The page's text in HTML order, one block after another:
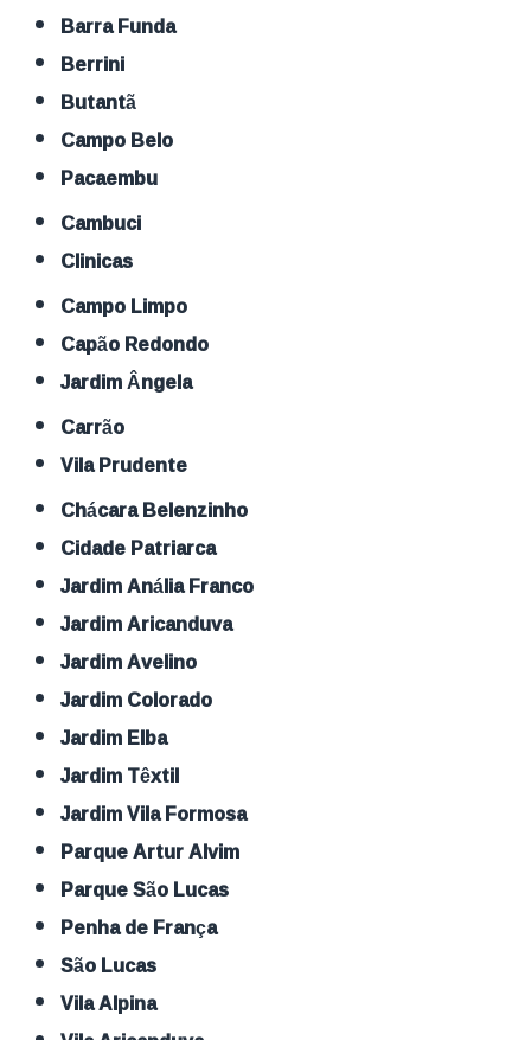
Barra Funda
Berrini
Butantã
Campo Belo
Pacaembu
Cambuci
Clinicas
Campo Limpo
Capão Redondo
Jardim Ângela
Carrão
Vila Prudente
Chácara Belenzinho
Cidade Patriarca
Jardim Anália Franco
Jardim Aricanduva
Jardim Avelino
Jardim Colorado
Jardim Elba
Jardim Têxtil
Jardim Vila Formosa
Parque Artur Alvim
Parque São Lucas
Penha de França
São Lucas
Vila Alpina